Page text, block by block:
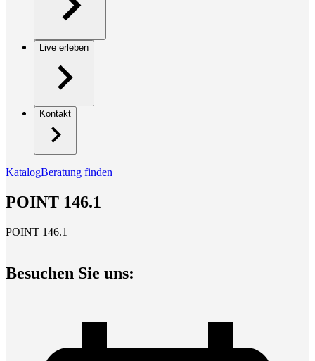
Live erleben
Kontakt
KatalogBeratung finden
POINT 146.1
POINT 146.1
Besuchen Sie uns: